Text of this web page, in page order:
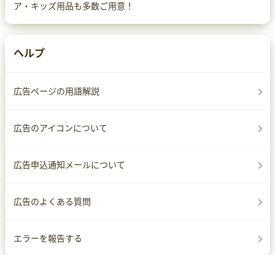
ア・キッズ用品も多数ご用意！
ヘルプ
広告ページの用語解説
広告のアイコンについて
広告申込通知メールについて
広告のよくある質問
エラーを報告する